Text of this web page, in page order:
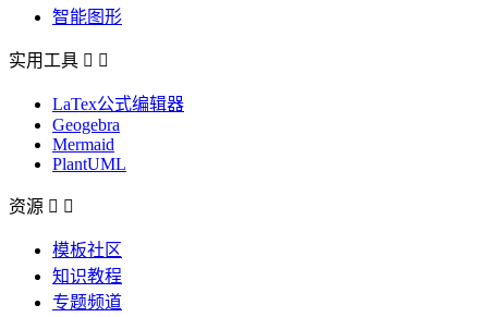
智能图形
实用工具  
LaTex公式编辑器
Geogebra
Mermaid
PlantUML
资源  
模板社区
知识教程
专题频道